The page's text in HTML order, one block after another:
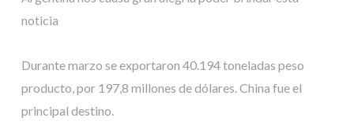
noticia
Durante marzo se exportaron 40.194 toneladas peso
producto, por 197,8 millones de dólares. China fue el
principal destino.